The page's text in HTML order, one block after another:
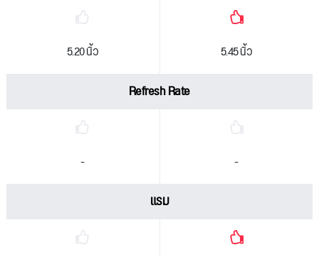
5.20 นิ้ว 5.45 นิ้ว
Refresh Rate
- -
แรม